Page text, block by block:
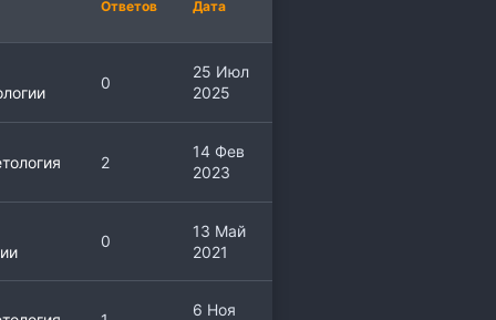
Ответов Дата
0
25 Июл
2025
2
14 Фев
2023
0
13 Май
2021
6 Ноя